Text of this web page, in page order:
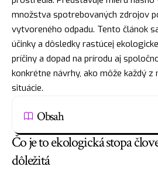
množstva spotrebovaných zdrojov
vytvoreného odpadu. Tento článok
účinky a dôsledky rastúcej
príčiny a dopad na prírodu aj
konkrétne návrhy, ako môže každý z
situácie.
Obsah
Čo je to ekologická stopa
dôležitá